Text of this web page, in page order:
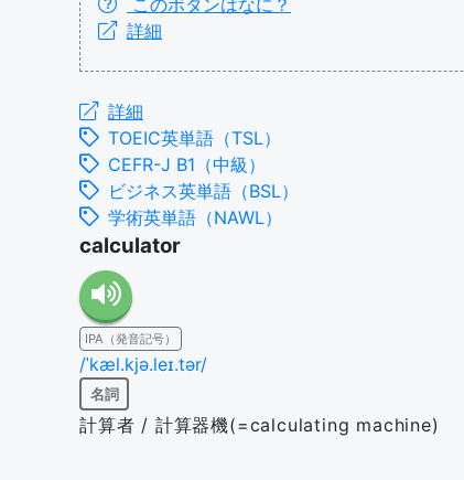
このボタンはなに？
詳細
詳細
TOEIC英単語（TSL）
CEFR-J B1（中級）
ビジネス英単語（BSL）
学術英単語（NAWL）
calculator
IPA（発音記号）
/ˈkæl.kjə.leɪ.tər/
名詞
計算者 / 計算器機(=calculating machine)